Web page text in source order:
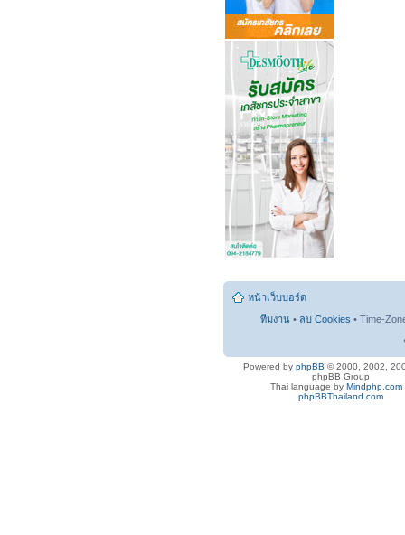
หน้าเว็บบอร์ด
ทีมงาน • ลบ Cookies • Time-
Powered by phpBB © 2000, 2002,
phpBB Group
Thai language by Mindphp.com
phpBBThailand.com